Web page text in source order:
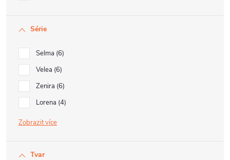
Série
Selma 6
Velea 6
Zenira 6
Lorena 4
Zobrazit
Tvar